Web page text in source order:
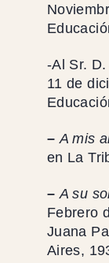
-Al Sr.
11 de
–A mis
en La
–A su
Febrero
Juana
Aires,